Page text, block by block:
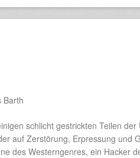
Barth
schlicht gestrickten Teilen
auf Zerstörung, Erpressung und
des Westerngenres, ein Hacker